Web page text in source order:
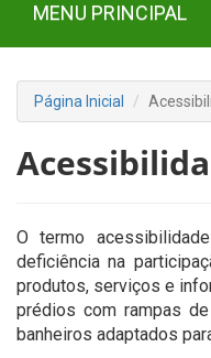
MENU PRINCIPAL
Página Inicial
O termo
deficiência na
produtos, serviços e
prédios com rampas
banheiros adaptados